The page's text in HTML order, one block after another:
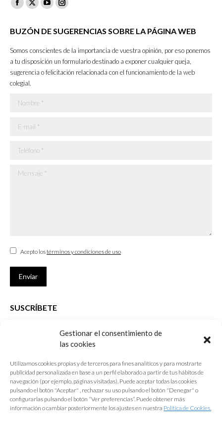
Gestionar el consentimiento de
las cookies
Utilizamos cookies propias y de terceros para fines analíticos y para mostrarte
publicidad personalizada en base a un perfil elaborado a partir de tus hábitos de
navegación (por ejemplo, páginas visitadas). Puede aceptar todas las cookies
pulsando el botón "Aceptar" , rechazar su uso pulsando el botón "Denegar" o
configurarlas pulsando el botón “Ver preferencias”. Puede obtener más
información o cambiar posteriormente los ajustes en nuestra Política de Cookies.
Facebook
opens
new
window
X
opens
new
window
YouTube
opens
new
window
Instagram
opens
in
new
window
BUZÓN DE SUGERENCIAS SOBRE LA PÁGINA WEB
Somos conscientes de la importancia de vuestra opinión, por eso ponemos
a tu disposición un formulario destinado a exponer cualquier queja,
sugerencia o felicitación relacionada con el funcionamiento de la web
colegial.
Nombre *
E-mail *
Teléfono *
Mensaje *
Acepto lostérminos y condiciones de uso
Enviar
SUSCRÍBETE
que desarrolla el Colegio de Arquitectos de Cádiz
E-mail *
Acepto lostérminos y condiciones de uso